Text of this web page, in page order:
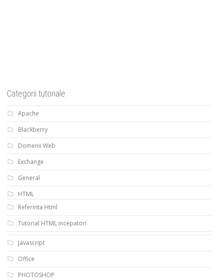
Categorii tutoriale
Apache
Blackberry
Domenii Web
Exchange
General
HTML
Referinta Html
Tutorial HTML incepatori
Javascript
Office
PHOTOSHOP